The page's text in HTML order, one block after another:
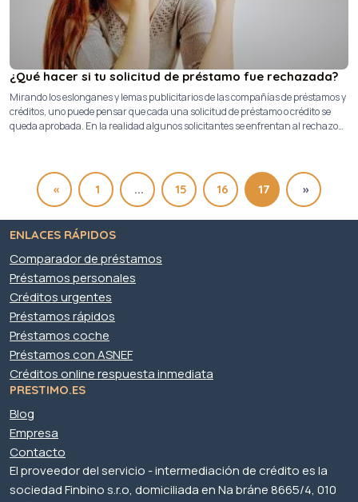
¿Qué hacer si tu solicitud de préstamo fue rechazada?
Mirando los eslonganes y lemas publicitarios de las compañías de préstamos y
créditos, uno puede pensar que cada una solicitud de préstamo o crédito se
queda aprobada. En la realidad algunos solicitantes se enfrentan al rechazo
« 1 ... 15 16 17 »
ENLACES RÁPIDOS
Comparador de préstamos
Préstamos personales
Créditos urgentes
Préstamos rápidos
Préstamos coche
Préstamos con ASNEF
Créditos online respuesta inmediata
PRESTIMO.ES
Blog
Empresa
Contacto
El proveedor del servicio - intermediación de crédito es la
sociedad Finbino s.r.o, domiciliada en Na bráne 8665/4, 010